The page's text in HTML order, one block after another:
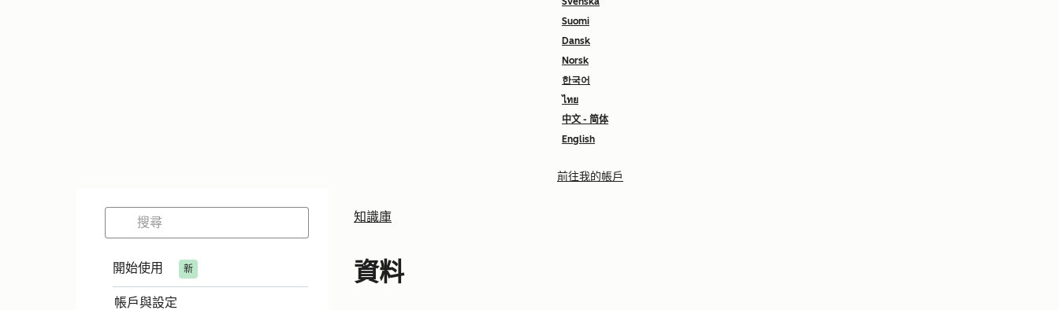
Suomi
Dansk
Norsk
한국어
ไทย
中文 - 简体
English
前往我的帳戶
開始使用 新
帳戶與設定
知識庫
資料